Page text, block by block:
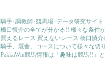
騎手･調教師･競馬場･データ研究サイ
橋口慎介の全てが分かる!! 様々な条件
買えるレース 買えないレース 橋口慎
騎手、厩舎、コースについて様々な切
PakkaWin競馬情報は「趣味は競馬!!」